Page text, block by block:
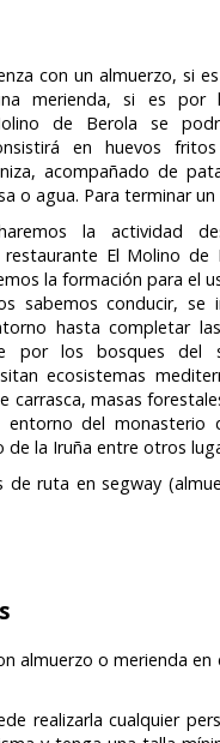
con un almuerzo, si
merienda, si es por
de Berola se
en huevos
acompañado de
o agua. Para terminar un
la actividad
restaurante El Molino de
la formación para el
sabemos conducir, se
hasta completar
por los bosques del
ecosistemas
carrasca, masas
del monasterio
de la Iruña entre otros
de ruta en segway
almuerzo o merienda en
realizarla cualquier